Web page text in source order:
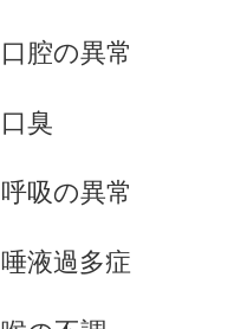
口腔の異常
口臭
呼吸の異常
唾液過多症